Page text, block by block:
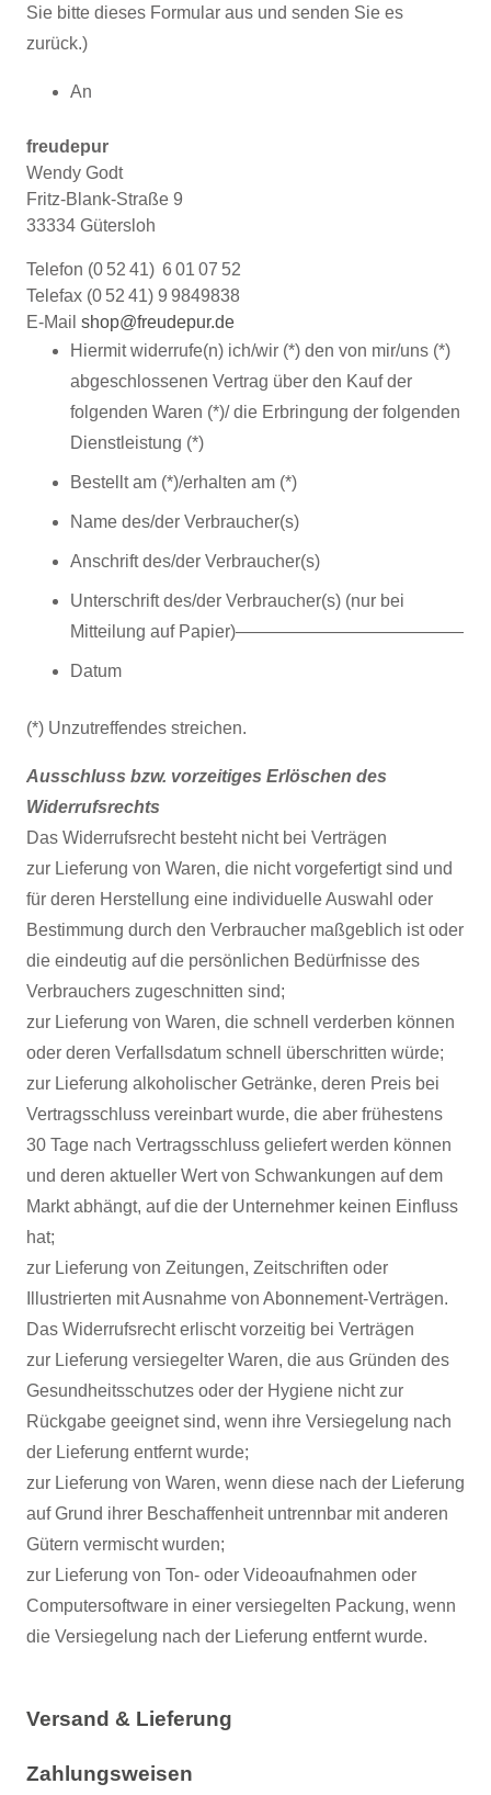
Sie bitte dieses Formular aus und senden Sie es
zurück.)
An
freudepur
Wendy Godt
Fritz-Blank-Straße 9
33334 Gütersloh
Telefon (0 52 41) 6 01 07 52
Telefax (0 52 41) 9 9849838
E-Mail shop@freudepur.de
Hiermit widerrufe(n) ich/wir (*) den von mir/uns (*)
abgeschlossenen Vertrag über den Kauf der
folgenden Waren (*)/ die Erbringung der folgenden
Dienstleistung (*)
Bestellt am (*)/erhalten am (*)
Name des/der Verbraucher(s)
Anschrift des/der Verbraucher(s)
Unterschrift des/der Verbraucher(s) (nur bei
Mitteilung auf Papier)—————————————
Datum
(*) Unzutreffendes streichen.
Ausschluss bzw. vorzeitiges Erlöschen des
Widerrufsrechts
Das Widerrufsrecht besteht nicht bei Verträgen
zur Lieferung von Waren, die nicht vorgefertigt sind und
für deren Herstellung eine individuelle Auswahl oder
Bestimmung durch den Verbraucher maßgeblich ist oder
die eindeutig auf die persönlichen Bedürfnisse des
Verbrauchers zugeschnitten sind;
zur Lieferung von Waren, die schnell verderben können
oder deren Verfallsdatum schnell überschritten würde;
zur Lieferung alkoholischer Getränke, deren Preis bei
Vertragsschluss vereinbart wurde, die aber frühestens
30 Tage nach Vertragsschluss geliefert werden können
und deren aktueller Wert von Schwankungen auf dem
Markt abhängt, auf die der Unternehmer keinen Einfluss
hat;
zur Lieferung von Zeitungen, Zeitschriften oder
Illustrierten mit Ausnahme von Abonnement-Verträgen.
Das Widerrufsrecht erlischt vorzeitig bei Verträgen
zur Lieferung versiegelter Waren, die aus Gründen des
Gesundheitsschutzes oder der Hygiene nicht zur
Rückgabe geeignet sind, wenn ihre Versiegelung nach
der Lieferung entfernt wurde;
zur Lieferung von Waren, wenn diese nach der Lieferung
auf Grund ihrer Beschaffenheit untrennbar mit anderen
Gütern vermischt wurden;
zur Lieferung von Ton- oder Videoaufnahmen oder
Computersoftware in einer versiegelten Packung, wenn
die Versiegelung nach der Lieferung entfernt wurde.
Versand & Lieferung
Zahlungsweisen